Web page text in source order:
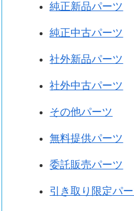
純正新品パーツ
純正中古パーツ
社外新品パーツ
社外中古パーツ
その他パーツ
無料提供パーツ
委託販売パーツ
引き取り限定パ